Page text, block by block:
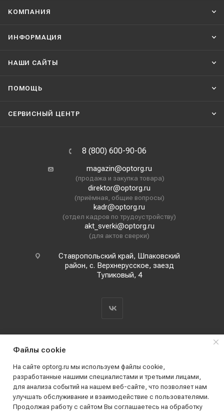
КОМПАНИЯ
ИНФОРМАЦИЯ
НАШИ CАЙТЫ
ПОМОЩЬ
СЕРВИСНЫЙ ЦЕНТР
8 (800) 600-90-06
magazin@optorg.ru
(продажа и закупка товара)
direktor@optorg.ru
(приёмная, общие вопросы)
kadr@optorg.ru
(отдел кадров по трудоустройству)
akt_sverki@optorg.ru
(для актов сверки)
Ставропольский край, Шпаковский
район, с. Верхнерусское, заезд
Тупиковый, 4
2019 - 2026 © АО КПК "Ставропольстройопторг"
Все права защищены
Файлы cookie
На сайте optorg.ru мы используем файлы cookie,
разработанные нашими специалистами и третьими лицами,
для анализа событий на нашем веб-сайте, что позволяет нам
улучшать обслуживание и взаимодействие с пользователями.
Продолжая работу с сайтом Вы соглашаетесь на обработку